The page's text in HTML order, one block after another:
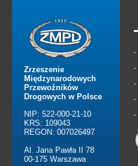
Zrzeszenie
Międzynarodowych
Przewoźników
Drogowych w Polsce
NIP: 522-000-21-10
KRS: 109043
REGON: 007026497
Al. Jana Pawła II 78
00-175 Warszawa
-
-
-
-
-